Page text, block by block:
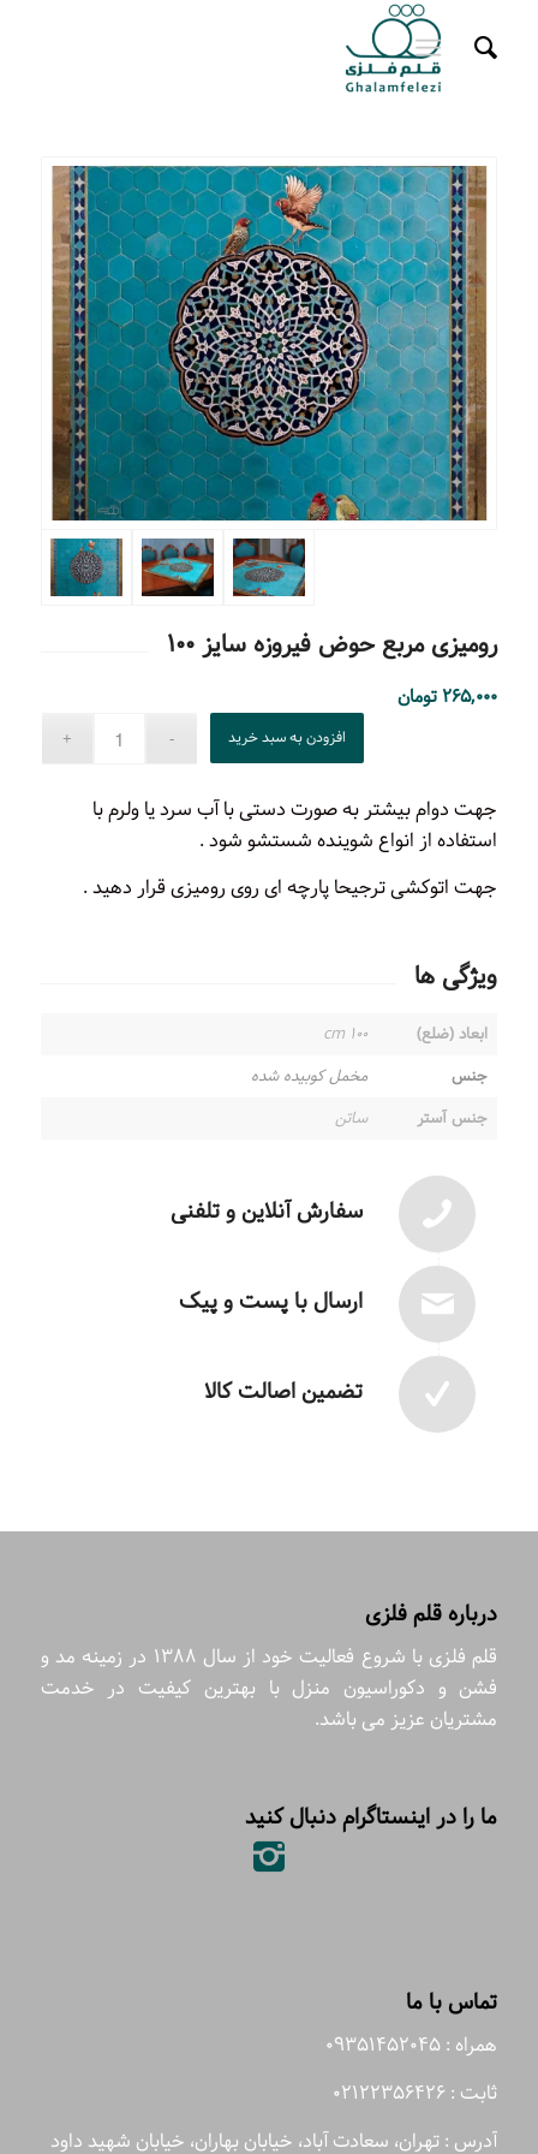
رومیزی مربع حوض فیروزه سایز ۱۰۰
۲۶۵,۰۰۰ تومان
افزودن به سبد خرید
جهت دوام بیشتر به صورت دستی با آب سرد یا ولرم با
استفاده از انواع شوینده شستشو شود .
جهت اتوکشی ترجیحا پارچه ای روی رومیزی قرار دهید .
ویژگی ها
ابعاد (ضلع)
۱۰۰ cm
جنس
مخمل کوبیده شده
جنس آستر
ساتن
سفارش آنلاین و تلفنی
ارسال با پست و پیک
تضمین اصالت کالا
درباره قلم فلزی
قلم فلزی با شروع فعالیت خود از سال 1388 در زمینه مد و
فشن و دکوراسیون منزل با بهترین کیفیت در خدمت
مشتریان عزیز می باشد.
ما را در اینستاگرام دنبال کنید
تماس با ما
همراه : 09351452045
ثابت : 02122356426
آدرس : تهران، سعادت آباد، خیابان بهاران، خیابان شهید داود